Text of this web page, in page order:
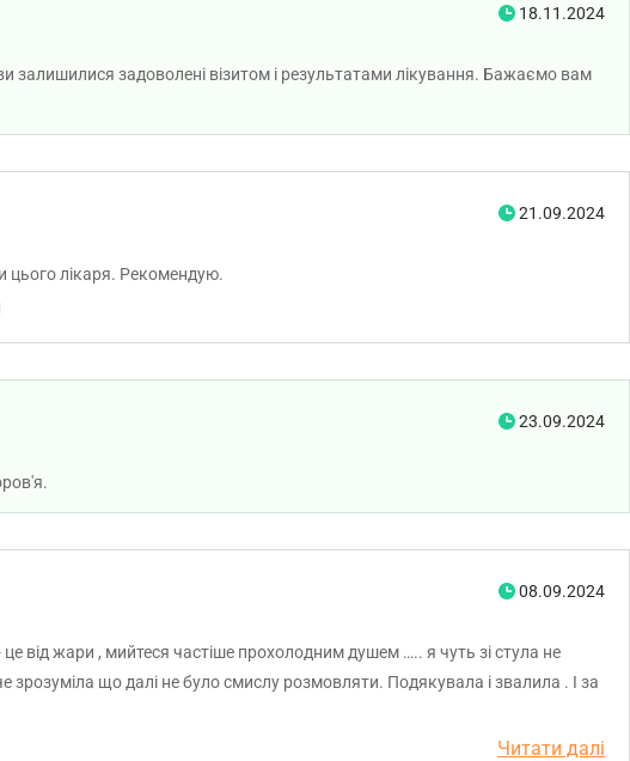
18.11.2024
залишилися задоволені візитом і результатами лікування. Бажаємо вам
21.09.2024
цього лікаря. Рекомендую.
23.09.2024
08.09.2024
від жари , мийтеся частіше прохолодним душем ….. я чуть зі стула не
що далі не було смислу розмовляти. Подякувала і звалила . І за
Читати далі